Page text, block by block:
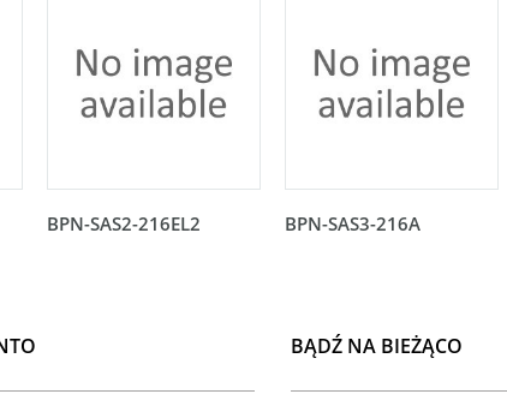
BPN-SAS2-216EL2 BPN-SAS3-216A
BĄDŹ NA BIEŻĄCO